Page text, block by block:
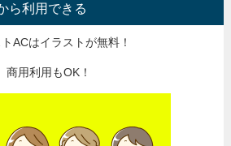
ら利用できる
ACはイラストが無料！
商用利用もOK！